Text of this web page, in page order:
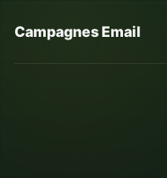
Campagnes Email